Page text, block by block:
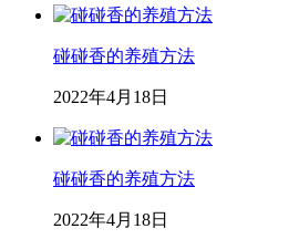
碰碰香的养殖方法
2022年4月18日
碰碰香的养殖方法
2022年4月18日